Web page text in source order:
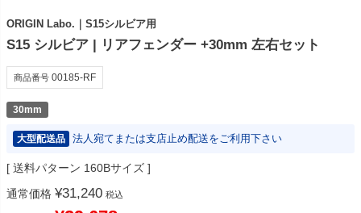
ORIGIN Labo.｜S15シルビア用
S15 シルビア | リアフェンダー +30mm 左右セット
商品番号 00185-RF
30mm
大型配送品 法人宛てまたは支店止め配送をご利用下さい
送料パターン 160Bサイズ
通常価格 ¥31,240 税込